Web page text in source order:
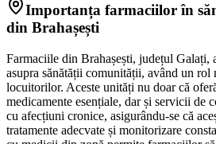
Importanța farmaciilor în
din Brahașești
Farmaciile din Brahașești, județul Galați,
asupra sănătății comunității, având un
locuitorilor. Aceste unități nu doar că
medicamente esențiale, dar și servicii de
cu afecțiuni cronice, asigurându-se că
tratamente adecvate și monitorizare